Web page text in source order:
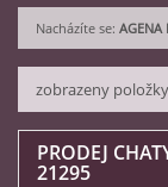
Nacházíte se:
zobrazeny
PRODEJ
21295